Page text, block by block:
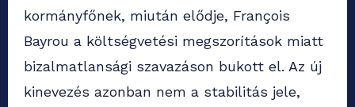
kormányfőnek, miután elődje, François
Bayrou a költségvetési megszorítások miatt
bizalmatlansági szavazáson bukott el. Az új
kinevezés azonban nem a stabilitás jele,